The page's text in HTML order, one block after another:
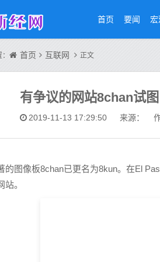
首页 要闻
首页 互联网 正文
有争议的网站8chan试
2019-11-13 17:29:50 来源： 作
的图像板8chan已更名为8kun。在El
站。